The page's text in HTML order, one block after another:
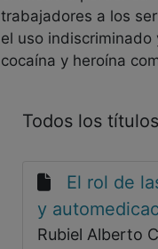
trabajadores a los
el uso indiscriminado
cocaína y heroína
Todos los
El rol de
y
Rubiel Alberto